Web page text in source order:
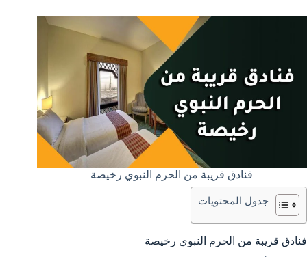
فنادق قريبة من الحرم النبوي رخيصة
جدول المحتويات
فنادق قريبة من الحرم النبوي رخيصة